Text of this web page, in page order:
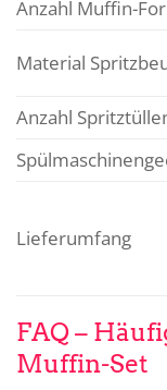
Anzahl Muffin-
Material
Anzahl
Lieferumfang
FAQ –
Muffin-Set